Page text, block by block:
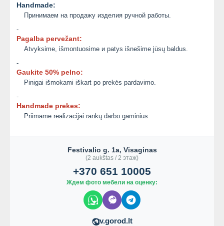
Handmade:
Принимаем на продажу изделия ручной работы.
-
Pagalba pervežant:
Atvyksime, išmontuosime и patys išnešime jūsų baldus.
-
Gaukite 50% pelno:
Pinigai išmokami iškart po prekės pardavimo.
-
Handmade prekes:
Priimame realizacijai rankų darbo gaminius.
Festivalio g. 1a, Visaginas
(2 aukštas / 2 этаж)
+370 651 10005
Ждем фото мебели на оценку:
v.gorod.lt